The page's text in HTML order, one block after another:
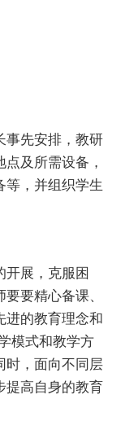
先安排，教研
及所需设备，
等，并组织学生
展，克服困
要精心备课、
进的教育理念和
模式和教学方
时，面向不同层
提高自身的教育